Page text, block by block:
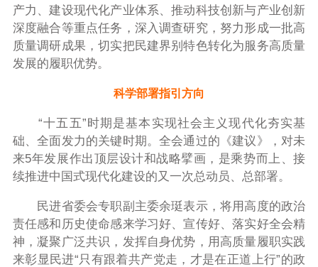
产力、建设现代化产业体系、推动科技创新与产业创新
深度融合等重点任务，深入调查研究，努力形成一批高
质量调研成果，切实把民建界别特色转化为服务高质量
发展的履职优势。
科学部署指引方向
“十五五”时期是基本实现社会主义现代化夯实基
础、全面发力的关键时期。全会通过的《建议》，对未
来5年发展作出顶层设计和战略擘画，是乘势而上、接
续推进中国式现代化建设的又一次总动员、总部署。
民进省委会专职副主委余珽表示，将用高度的政治
责任感和历史使命感来学习好、宣传好、落实好全会精
神，凝聚广泛共识，发挥自身优势，用高质量履职实践
来彰显民进“只有跟着共产党走，才是在正道上行”的政